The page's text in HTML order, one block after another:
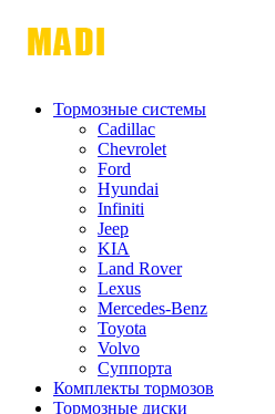
Тормозные системы
Cadillac
Chevrolet
Ford
Hyundai
Infiniti
Jeep
KIA
Land Rover
Lexus
Mercedes-Benz
Toyota
Volvo
Суппорта
Комплекты тормозов
Тормозные диски